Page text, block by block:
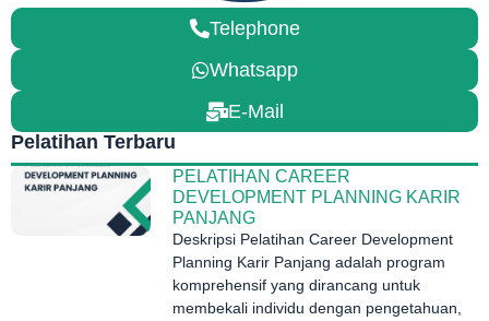
Telephone
Whatsapp
E-Mail
Pelatihan Terbaru
PELATIHAN CAREER
DEVELOPMENT PLANNING KARIR
PANJANG
Deskripsi Pelatihan Career Development
Planning Karir Panjang adalah program
komprehensif yang dirancang untuk
membekali individu dengan pengetahuan,